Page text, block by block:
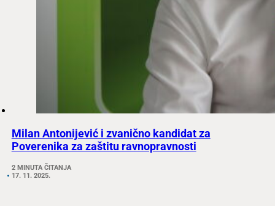
Milan Antonijević i zvanično kandidat za
Poverenika za zaštitu ravnopravnosti
2 MINUTA ČITANJA
17. 11. 2025.